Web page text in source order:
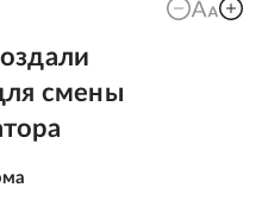
смены